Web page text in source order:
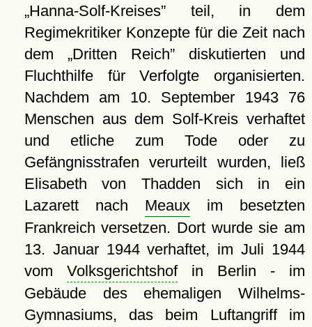
Hanna-Solf-Kreises teil, in dem
Regimekritiker Konzepte für die Zeit nach
dem
Dritten Reich diskutierten und
Fluchthilfe für Verfolgte organisierten.
Nachdem am 10. September 1943 76
Menschen aus dem Solf-Kreis verhaftet
und etliche zum Tode oder zu
Gefängnisstrafen verurteilt wurden, ließ
Elisabeth von Thadden sich in ein
Lazarett nach Meauxim besetzten
Frankreich versetzen. Dort wurde sie am
13. Januar 1944 verhaftet, im Juli 1944
vom Volksgerichtshofin Berlin - im
Gebäude des ehemaligen Wilhelms-
Gymnasiums, das beim Luftangriff im